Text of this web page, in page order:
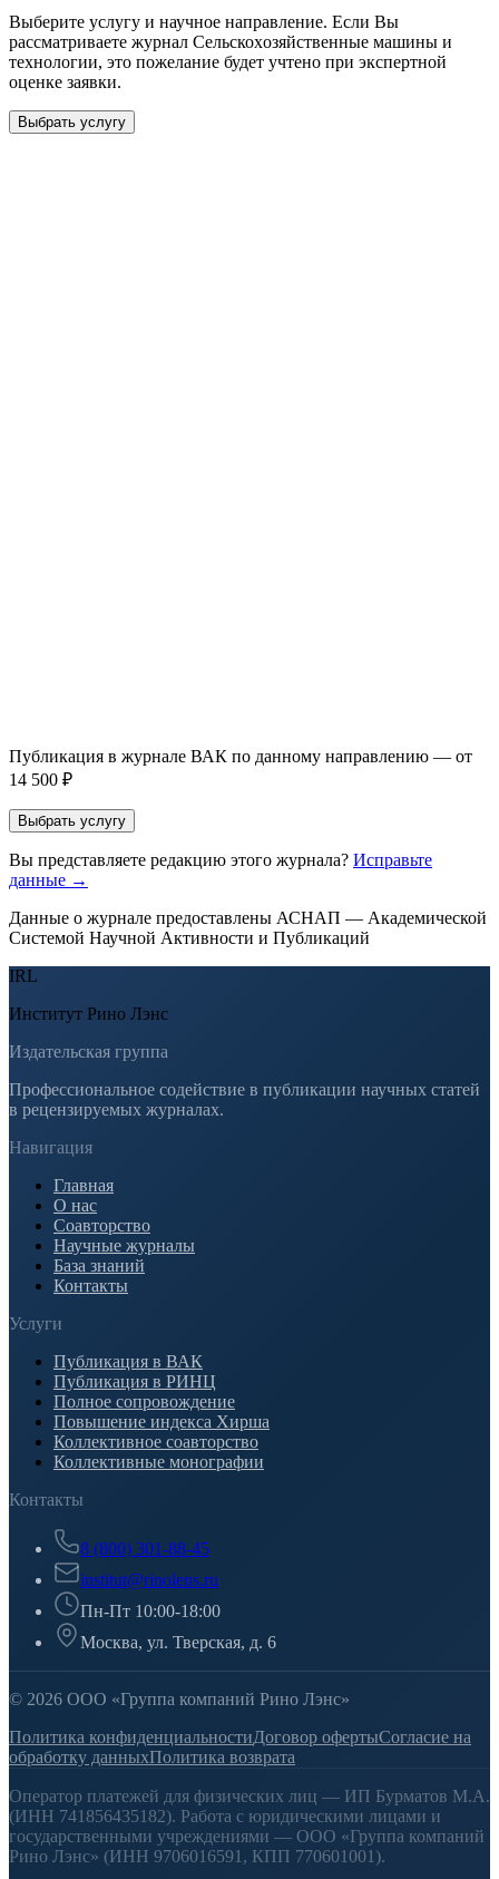
Выберите услугу и научное направление. Если Вы
рассматриваете журнал Сельскоxозяйственные машины и
теxнологии, это пожелание будет учтено при экспертной
оценке заявки.
Выбрать услугу
Публикация в журнале ВАК по данному направлению — от
14 500 ₽
Выбрать услугу
Вы представляете редакцию этого журнала? Исправьте
данные →
Данные о журнале предоставлены АСНАП — Академической
Системой Научной Активности и Публикаций
IRL
Институт Рино Лэнс
Издательская группа
Профессиональное содействие в публикации научных статей
в рецензируемых журналах.
Навигация
Главная
О нас
Соавторство
Научные журналы
База знаний
Контакты
Услуги
Публикация в ВАК
Публикация в РИНЦ
Полное сопровождение
Повышение индекса Хирша
Коллективное соавторство
Коллективные монографии
Контакты
8 (800) 301-88-45
institut@rinolens.ru
Пн-Пт 10:00-18:00
Москва, ул. Тверская, д. 6
© 2026 ООО «Группа компаний Рино Лэнс»
Политика конфиденциальностиДоговор офертыСогласие на
обработку данныхПолитика возврата
Оператор платежей для физических лиц — ИП Бурматов М.А.
(ИНН 741856435182). Работа с юридическими лицами и
государственными учреждениями — ООО «Группа компаний
Рино Лэнс» (ИНН 9706016591, КПП 770601001).